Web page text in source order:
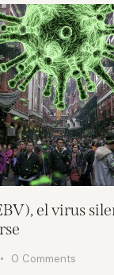
el virus
0 Comments